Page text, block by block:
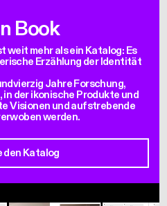
Book
weit mehr als ein Katalog: Es
Erzählung der Identität
Jahre Forschung,
der ikonische Produkte und
Visionen und aufstrebende
werden.
den Katalog